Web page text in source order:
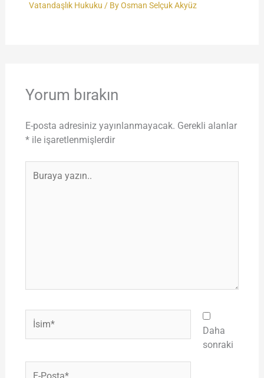
Vatandaşlık Hukuku / ByOsman Selçuk Akyüz
Yorum bırakın
E-posta adresiniz yayınlanmayacak. Gerekli alanlar
*ile işaretlenmişlerdir
yazın..
İsim*
Daha
sonraki